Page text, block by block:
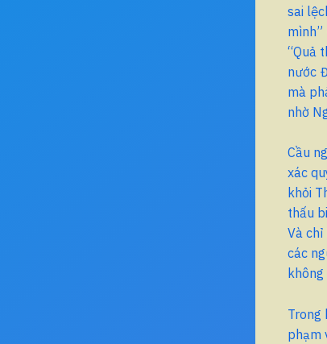
sai
mình”
“Quả
nước
mà
nhờ
Cầu
xác
khỏi
thấu
Và chỉ
các
Trong
phạm